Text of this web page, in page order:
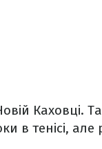
Каховці.
в тенісі, але